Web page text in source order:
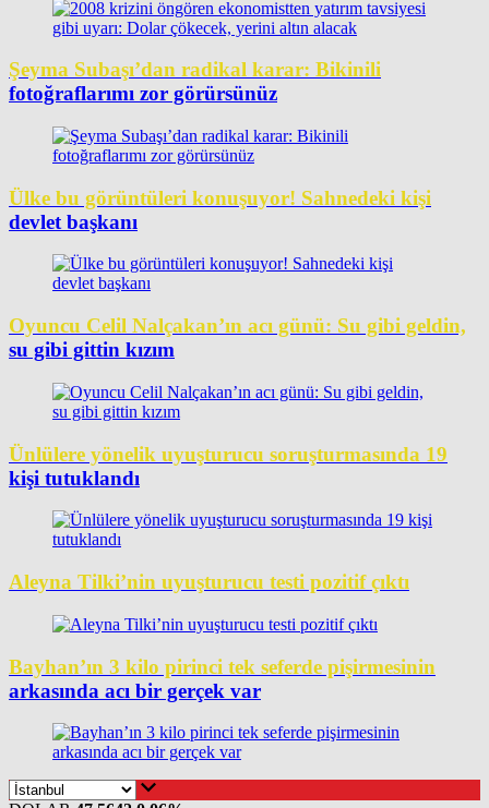
Şeyma Subaşı’dan radikal karar: Bikinili
fotoğraflarımı zor görürsünüz
Ülke bu görüntüleri konuşuyor! Sahnedeki kişi
devlet başkanı
Oyuncu Celil Nalçakan’ın acı günü: Su gibi geldin,
su gibi gittin kızım
Ünlülere yönelik uyuşturucu soruşturmasında 19
kişi tutuklandı
Aleyna Tilki’nin uyuşturucu testi pozitif çıktı
Bayhan’ın 3 kilo pirinci tek seferde pişirmesinin
arkasında acı bir gerçek var